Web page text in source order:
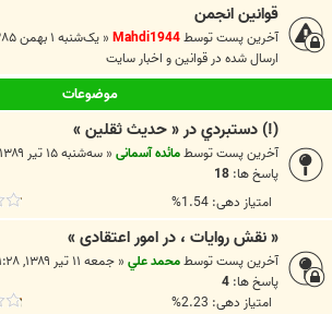
قوانین انجمن
آخرین پست توسطMahdi1944
« یک‌شنبه ۱ بهمن ۱۳۸۵, ۱۲:۰۰ ب.ظ
ارسال شده در قوانين و اخبار سايت
موضوعات
(!) دستبردي در « حديث ثقلين »
آخرین پست توسطمائده آسمانی« سه‌شنبه ۱۵ تیر ۱۳۸۹, ۱۰:۱۵ ب.ظ
پاسخ ها: 18
امتیاز دهی: 1.54%
« نقش روایات ، در امور اعتقادی »
آخرین پست توسطمحمد علي« جمعه ۱۱ تیر ۱۳۸۹, ۱:۲۸ ق.ظ
پاسخ ها: 4
امتیاز دهی: 2.23%